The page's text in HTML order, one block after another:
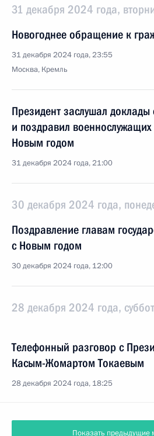
31 декабря 2024 года,
Новогоднее обращение к
31 декабря 2024 года, 23:55
Москва, Кремль
Президент заслушал
и поздравил
Новым годом
31 декабря 2024 года, 21:00
30 декабря 2024 года,
Поздравление главам
с Новым годом
30 декабря 2024 года, 12:00
28 декабря 2024 года,
Телефонный разговор с
Касым-Жомартом Токаевым
28 декабря 2024 года, 18:25
Показать предыдущие